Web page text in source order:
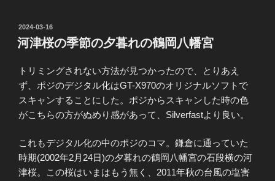
投
稿
日:
2024-03-16
河津桜の季節の夕暮れの鶴岡八幡宮
トリミングされない方法が見つかったので、とりあえ
ず、ポジのデジタル化はGT-X970のオリジナルソフトで
スキャンすることにした。ポジからスキャンした時の色
がこちらの方がぬめり感があって、Silverfastより良い。
これもデジタル化の中のポジのコマ。鎌倉に通っていた
時期(2002年2月24日)の夕暮れの鶴岡八幡宮の石段横の河
津桜。この桜はいまはもう無く、2011年秋の台風の塩害